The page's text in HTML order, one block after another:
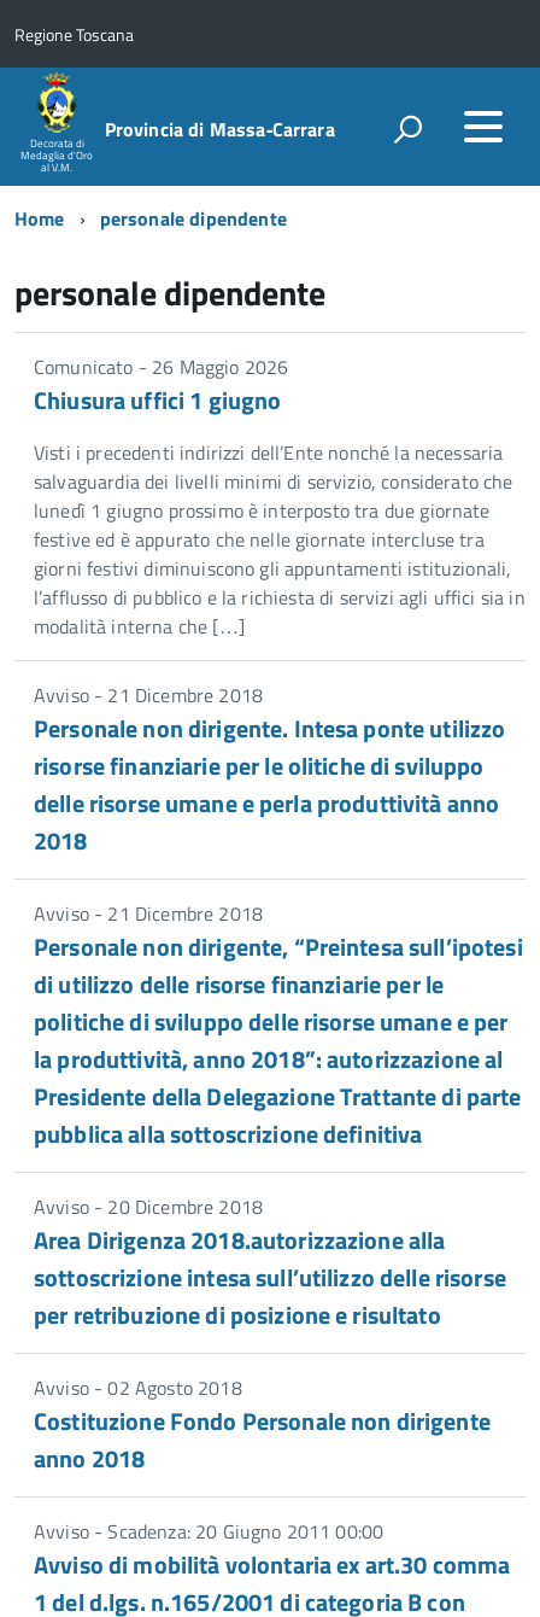
Regione Toscana
Decorata di
Medaglia d'Oro
al V.M.
Provincia di Massa‑Carrara
Home personale dipendente
personale dipendente
Comunicato - 26 Maggio 2026
Chiusura uffici 1 giugno
Visti i precedenti indirizzi dell’Ente nonché la necessaria
salvaguardia dei livelli minimi di servizio, considerato che
lunedì 1 giugno prossimo è interposto tra due giornate
festive ed è appurato che nelle giornate intercluse tra
giorni festivi diminuiscono gli appuntamenti istituzionali,
l’afflusso di pubblico e la richiesta di servizi agli uffici sia in
modalità interna che […]
Avviso - 21 Dicembre 2018
Personale non dirigente. Intesa ponte utilizzo
risorse finanziarie per le olitiche di sviluppo
delle risorse umane e perla produttività anno
2018
Avviso - 21 Dicembre 2018
Personale non dirigente, “Preintesa sull’ipotesi
di utilizzo delle risorse finanziarie per le
politiche di sviluppo delle risorse umane e per
la produttività, anno 2018”: autorizzazione al
Presidente della Delegazione Trattante di parte
pubblica alla sottoscrizione definitiva
Avviso - 20 Dicembre 2018
Area Dirigenza 2018.autorizzazione alla
sottoscrizione intesa sull’utilizzo delle risorse
per retribuzione di posizione e risultato
Avviso - 02 Agosto 2018
Costituzione Fondo Personale non dirigente
anno 2018
Avviso - Scadenza: 20 Giugno 2011 00:00
Avviso di mobilità volontaria ex art.30 comma
1 del d.lgs. n.165/2001 di categoria B con